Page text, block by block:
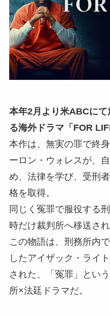
本年2月より米ABCに
る海外ドラマ「FOR
本作は、無実の罪で終
ーロン・ウォレスが、
め、法律を学び、受刑
格を取得。
同じく冤罪で服役する
時だけ裁判所へ移送さ
この物語は、刑務所内
したアイザック・ライ
された、「冤罪」とい
所×法廷ドラマだ。